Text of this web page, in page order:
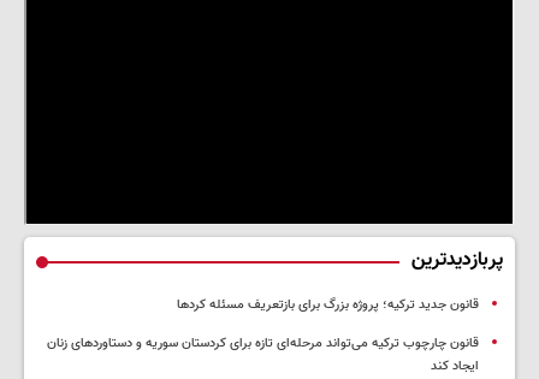
پربازدیدترین
قانون جدید ترکیه؛ پروژه بزرگ‌ برای بازتعریف مسئله کردها
قانون چارچوب ترکیه می‌تواند مرحله‌ای تازه برای کردستان سوریه و دستاوردهای زنان
ایجاد کند